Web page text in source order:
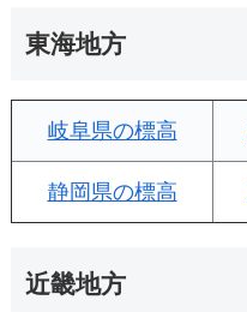
東海地方
岐阜県の標高
静岡県の標高
近畿地方